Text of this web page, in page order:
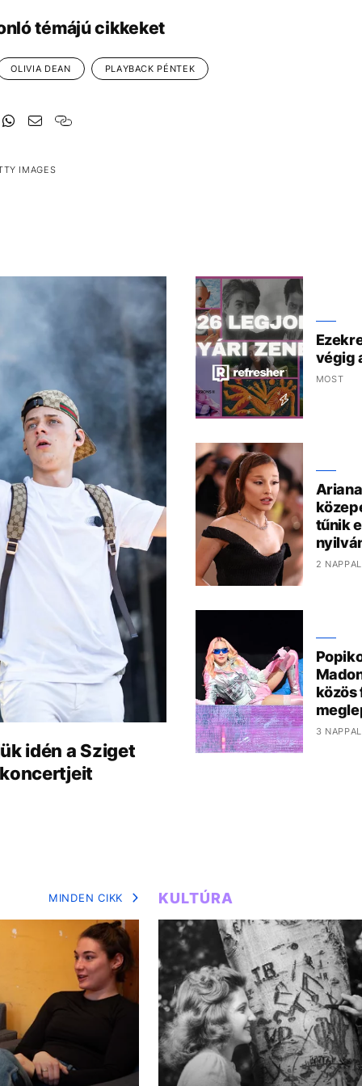
témájú cikkeket
OLIVIA DEAN PLAYBACK PÉNTEK
IMAGES
idén a Sziget
végig
MOST
tűnik
2
közös
3
MINDEN CIKK KULTÚRA